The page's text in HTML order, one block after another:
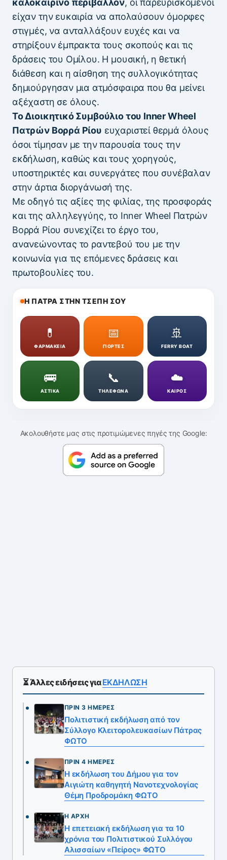
καλοκαιρινό περιβάλλον, οι παρευρισκόμενοι
είχαν την ευκαιρία να απολαύσουν όμορφες
στιγμές, να ανταλλάξουν ευχές και να
στηρίξουν έμπρακτα τους σκοπούς και τις
δράσεις του Ομίλου. Η μουσική, η θετική
διάθεση και η αίσθηση της συλλογικότητας
δημιούργησαν μια ατμόσφαιρα που θα μείνει
αξέχαστη σε όλους.
Το Διοικητικό Συμβούλιο του Inner Wheel
Πατρών Βορρά Ρίου ευχαριστεί θερμά όλους
όσοι τίμησαν με την παρουσία τους την
εκδήλωση, καθώς και τους χορηγούς,
υποστηρικτές και συνεργάτες που συνέβαλαν
στην άρτια διοργάνωσή της.
Με οδηγό τις αξίες της φιλίας, της προσφοράς
και της αλληλεγγύης, το Inner Wheel Πατρών
Βορρά Ρίου συνεχίζει το έργο του,
ανανεώνοντας το ραντεβού του με την
κοινωνία για τις επόμενες δράσεις και
πρωτοβουλίες του.
Η ΠΑΤΡΑ ΣΤΗΝ ΤΣΕΠΗ ΣΟΥ
💊
ΦΑΡΜΑΚΕΙΑ
📅
ΓΙΟΡΤΕΣ
🚢
FERRY BOAT
🚌
ΑΣΤΙΚΑ
📞
ΤΗΛΕΦΩΝΑ
☁️
ΚΑΙΡΟΣ
Ακολουθήστε μας στις προτιμώμενες πηγές της Google:
⏳ Άλλες ειδήσεις γιαΕΚΔΗΛΩΣΗ
ΠΡΙΝ 3 ΗΜΈΡΕΣ
Πολιτιστική εκδήλωση από τον
Σύλλογο Κλειτορολευκασίων Πάτρας
ΦΩΤΟ
ΠΡΙΝ 4 ΗΜΈΡΕΣ
Η εκδήλωση του Δήμου για τον
Αιγιώτη καθηγητή Νανοτεχνολογίας
Θέμη Προδρομάκη ΦΩΤΟ
Η ΑΡΧΉ
Η επετειακή εκδήλωση για τα 10
χρόνια του Πολιτιστικού Συλλόγου
Αλισσαίων «Πείρος» ΦΩΤΟ